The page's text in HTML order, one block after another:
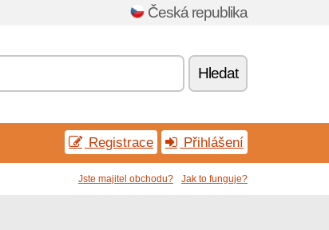
Česká republika
Hledat
Registrace Přihlášení
Jste majitel obchodu? Jak to funguje?